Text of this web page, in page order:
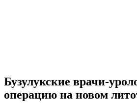
Бузулукские врачи-
операцию на новом